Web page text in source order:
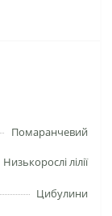
Помаранчевий
Низькорослі лілії
Цибулини